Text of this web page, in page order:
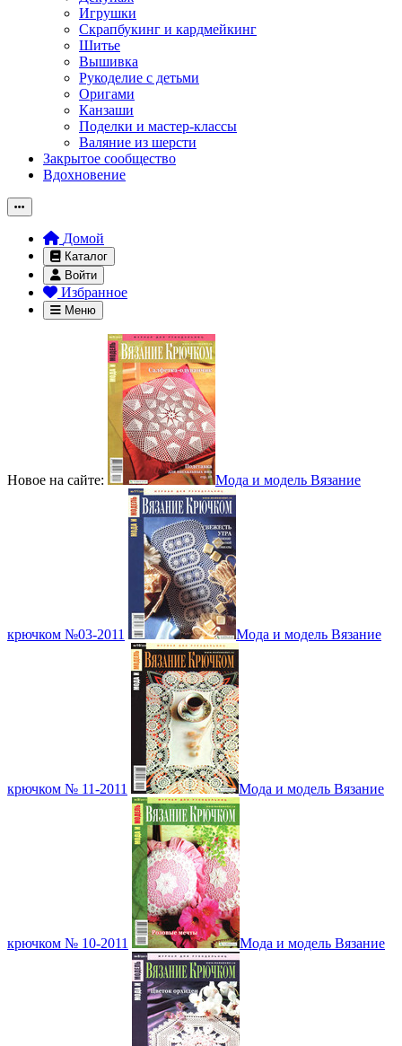
Игрушки
Скрапбукинг и кардмейкинг
Шитье
Вышивка
Рукоделие с детьми
Оригами
Канзаши
Поделки и мастер-классы
Валяние из шерсти
Закрытое сообщество
Вдохновение
Домой
Каталог
Войти
Избранное
Меню
Новое на сайте: Мода и модель Вязание
крючком №03-2011 Мода и модель Вязание
крючком № 11-2011 Мода и модель Вязание
крючком № 10-2011 Мода и модель Вязание